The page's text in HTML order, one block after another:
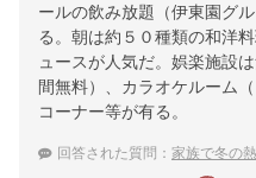
ールの飲み放題（伊東園グ
る。朝は約５０種類の和洋
ュースが人気だ。娯楽施設
間無料）、カラオケルーム
コーナー等が有る。
回答された質問： 家族で冬の熱海旅